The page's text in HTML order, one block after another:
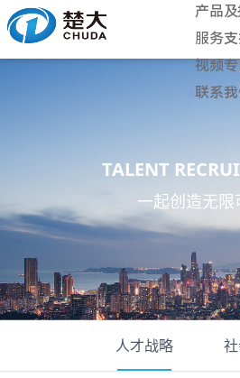
产品
服务
视频
联系我
TALENT
一起创造无限
人才战略